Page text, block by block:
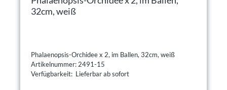
32cm, weiß
Phalaenopsis-Orchidee x 2, im Ballen, 32cm, weiß
Artikelnummer: 2491-15
Verfügbarkeit: Lieferbar ab sofort